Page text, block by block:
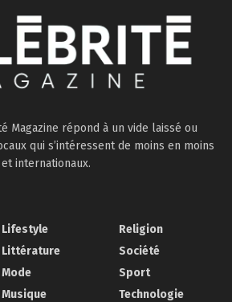
Magazine répond à un vide laissé ou
qui s’intéressent de moins en moins
internationaux.
Lifestyle
Littérature
Mode
Musique
Religion
Société
Sport
Technologie